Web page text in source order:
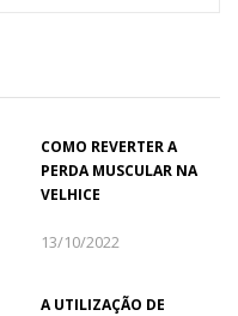
COMO REVERTER A
PERDA MUSCULAR NA
VELHICE
13/10/2022
A UTILIZAÇÃO DE